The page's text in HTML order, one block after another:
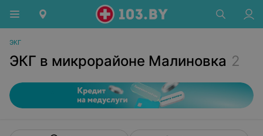
ЭКГ
ЭКГ в микрорайоне Малиновка 2